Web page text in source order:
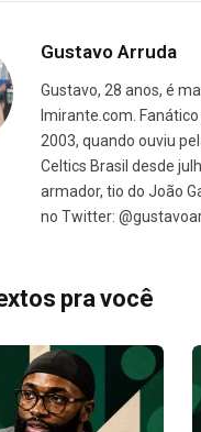
Gustavo Arruda
Gustavo, 28 anos, é
Imirante.com.
2003, quando ouviu
Celtics Brasil desde
armador, tio do João
no Twitter:
pra você